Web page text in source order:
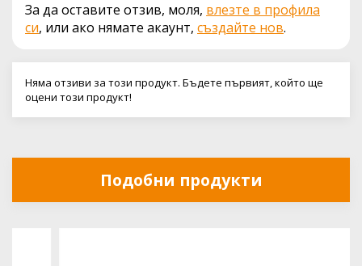
За да оставите отзив, моля, влезте в профила
си, или ако нямате акаунт, създайте нов.
Няма отзиви за този продукт. Бъдете първият, който ще
оцени този продукт!
Подобни продукти